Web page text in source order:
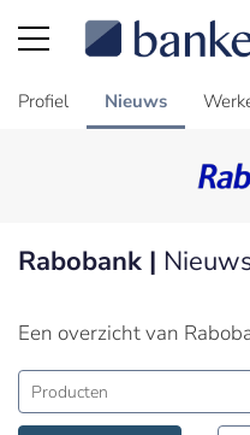
Profiel Nieuws
Rabobank |
Een overzicht van
Producten